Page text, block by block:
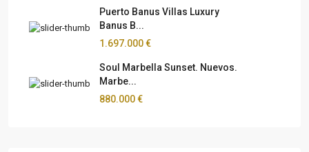
Puerto Banus Villas Luxury
Banus B...
1.697.000 €
Soul Marbella Sunset. Nuevos.
Marbe...
880.000 €